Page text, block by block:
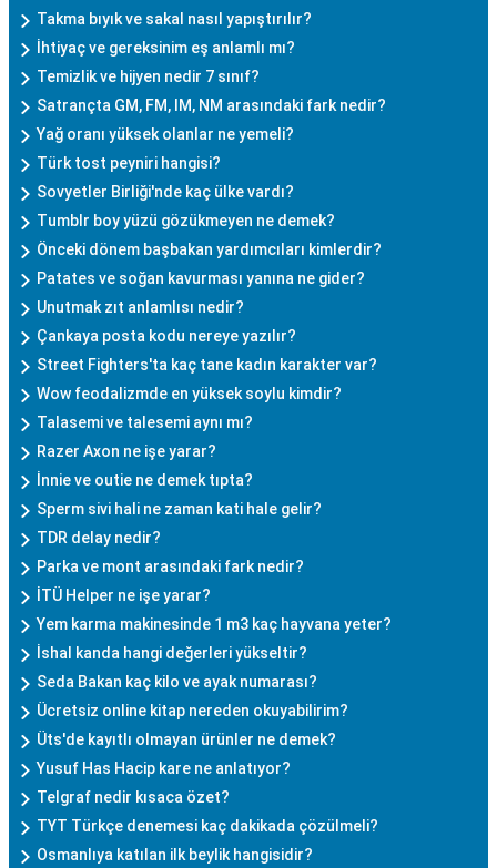
Takma bıyık ve sakal nasıl yapıştırılır?
İhtiyaç ve gereksinim eş anlamlı mı?
Temizlik ve hijyen nedir 7 sınıf?
Satrançta GM, FM, IM, NM arasındaki fark nedir?
Yağ oranı yüksek olanlar ne yemeli?
Türk tost peyniri hangisi?
Sovyetler Birliği'nde kaç ülke vardı?
Tumblr boy yüzü gözükmeyen ne demek?
Önceki dönem başbakan yardımcıları kimlerdir?
Patates ve soğan kavurması yanına ne gider?
Unutmak zıt anlamlısı nedir?
Çankaya posta kodu nereye yazılır?
Street Fighters'ta kaç tane kadın karakter var?
Wow feodalizmde en yüksek soylu kimdir?
Talasemi ve talesemi aynı mı?
Razer Axon ne işe yarar?
İnnie ve outie ne demek tıpta?
Sperm sivi hali ne zaman kati hale gelir?
TDR delay nedir?
Parka ve mont arasındaki fark nedir?
İTÜ Helper ne işe yarar?
Yem karma makinesinde 1 m3 kaç hayvana yeter?
İshal kanda hangi değerleri yükseltir?
Seda Bakan kaç kilo ve ayak numarası?
Ücretsiz online kitap nereden okuyabilirim?
Üts'de kayıtlı olmayan ürünler ne demek?
Yusuf Has Hacip kare ne anlatıyor?
Telgraf nedir kısaca özet?
TYT Türkçe denemesi kaç dakikada çözülmeli?
Osmanlıya katılan ilk beylik hangisidir?